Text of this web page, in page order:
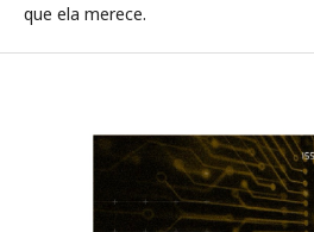
que ela merece.